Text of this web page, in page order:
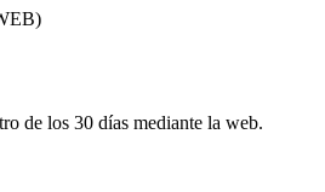
de los 30 días mediante la web.